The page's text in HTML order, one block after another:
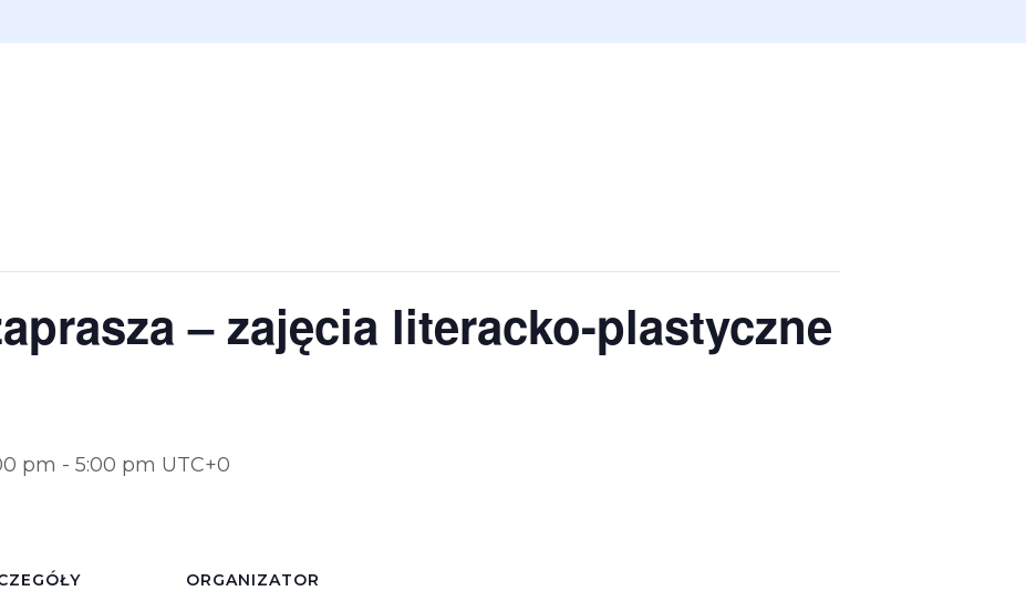
– zajęcia literacko-plastyczne
pm - 5:00 pm UTC+0
ORGANIZATOR